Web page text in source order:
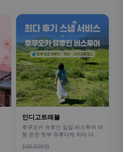
인디고트래블
후쿠오카 유후인 일일 버스투어 여
행 온천 벳부 유후다케 히타 다자
108,000원